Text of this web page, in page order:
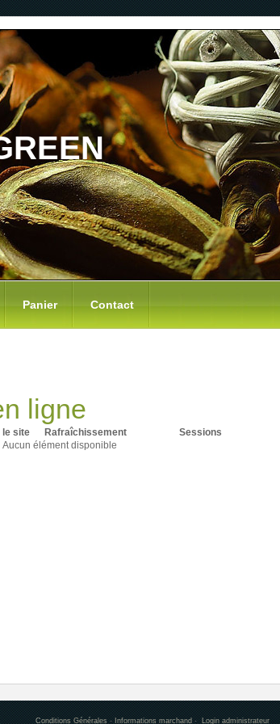
Panier Contact
ligne
site Rafraîchissement
Sessions
Aucun élément disponible
Conditions Générales-Informations marchand-Login administrateur